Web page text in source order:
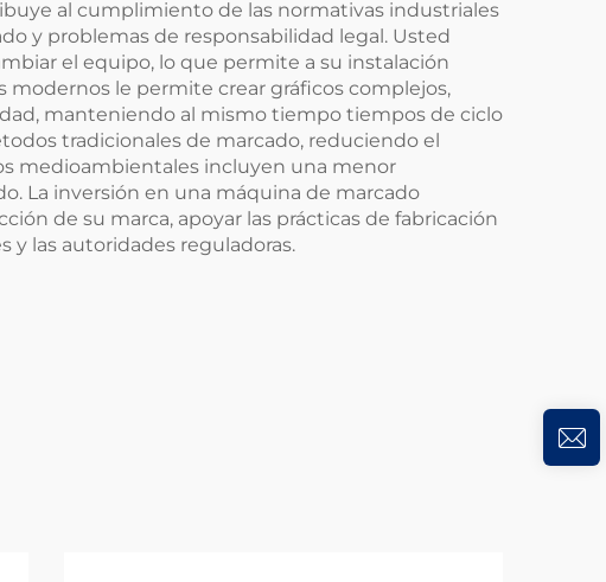
al cumplimiento de las normativas industriales
y problemas de responsabilidad legal. Usted
el equipo, lo que permite a su instalación
le permite crear gráficos complejos,
manteniendo al mismo tiempo tiempos de ciclo
tradicionales de marcado, reduciendo el
medioambientales incluyen una menor
La inversión en una máquina de marcado
de su marca, apoyar las prácticas de fabricación
y las autoridades reguladoras.